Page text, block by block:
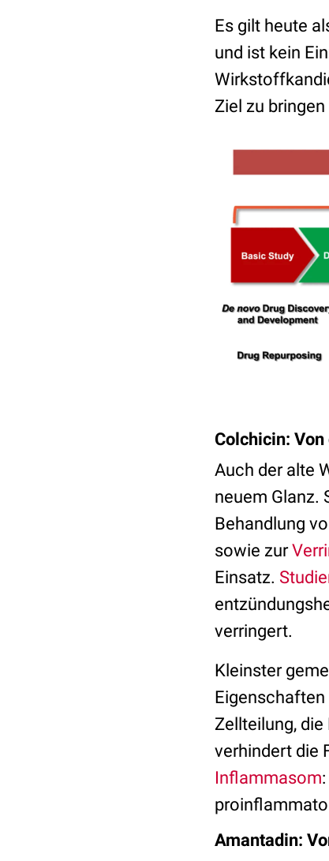
Es gilt heute
und ist kein
Ziel zu
Colchicin:
Auch der alte
neuem Glanz.
Behandlung
sowie zur
Einsatz.
verringert.
Kleinster
Zellteilung,
verhindert die
Inflammasom
Amantadin: